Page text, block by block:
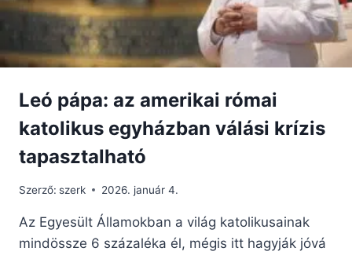
Leó pápa: az amerikai római
katolikus egyházban válási krízis
tapasztalható
Szerző: szerk 2026. január 4.
Az Egyesült Államokban a világ katolikusainak
mindössze 6 százaléka él, mégis itt hagyják jóvá